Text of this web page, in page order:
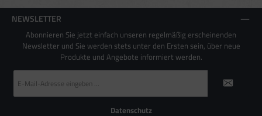
NEWSLETTER
Abonnieren Sie jetzt einfach unseren regelmäßig erscheinenden
Newsletter und Sie werden stets unter den Ersten sein, über neue
Produkte und Angebote informiert werden.
Mail-
*
Datenschutz